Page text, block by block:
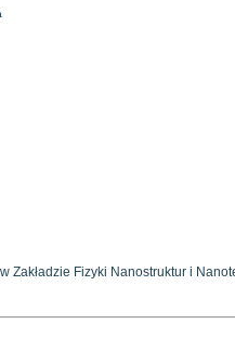
Zakładzie Fizyki Nanostruktur i